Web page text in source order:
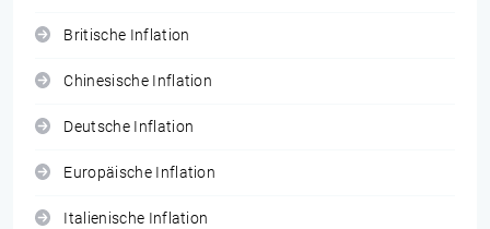
Britische Inflation
Chinesische Inflation
Deutsche Inflation
Europäische Inflation
Italienische Inflation